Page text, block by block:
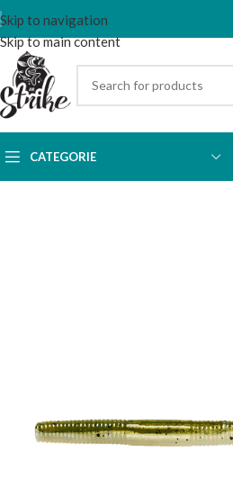
Skip to navigation
Skip to main content
CATEGORIE